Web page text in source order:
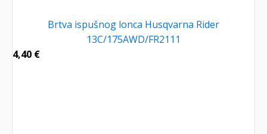
Brtva ispušnog lonca Husqvarna Rider
13C/175AWD/FR2111
4,40 €